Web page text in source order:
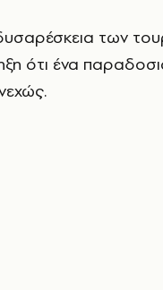
των
ότι ένα